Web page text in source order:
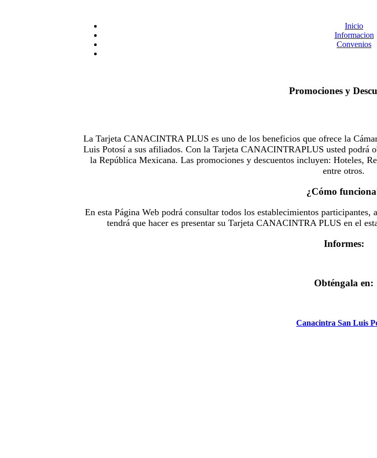
Inicio
Informacion
Convenios
Promociones y
La Tarjeta CANACINTRA PLUS es uno de los beneficios que ofrece la
Luis Potosí a sus afiliados. Con la Tarjeta CANACINTRAPLUS usted podrá
la República Mexicana. Las promociones y descuentos incluyen: Hoteles,
entre otros.
¿Cómo
En esta Página Web podrá consultar todos los establecimientos
tendrá que hacer es presentar su Tarjeta CANACINTRA PLUS en el
Informes:
Obténgala en:
Canacintra San Luis